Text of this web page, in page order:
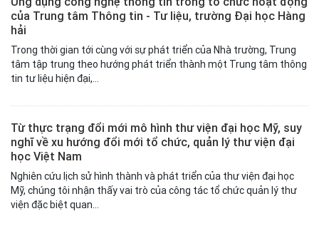
của Trung tâm Thông tin - Tư liệu, trường Đại học Hàng
hải
Trong thời gian tới cùng với sự phát triển của Nhà trường, Trung
tâm tập trung theo hướng phát triển thành một Trung tâm thông
tin tư liệu hiện đại,...
Từ thực trạng đổi mới mô hình thư viện đại học Mỹ, suy
nghĩ về xu hướng đổi mới tổ chức, quản lý thư viện đại
học Việt Nam
Nghiên cứu lịch sử hình thành và phát triển của thư viện đại học
Mỹ, chúng tôi nhận thấy vai trò của công tác tổ chức quản lý thư
viện đặc biệt quan...